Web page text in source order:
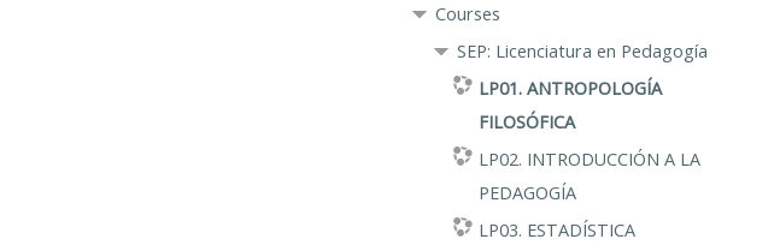
Courses
SEP: Licenciatura en Pedagogía
LP01. ANTROPOLOGÍA
FILOSÓFICA
LP02. INTRODUCCIÓN A LA
PEDAGOGÍA
LP03. ESTADÍSTICA